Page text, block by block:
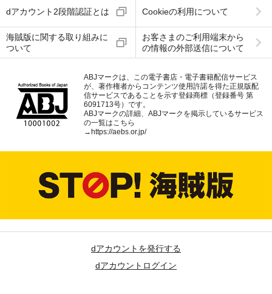
dアカウント2段階認証とは Cookieの利用について
海賊版に関する取り組みに
ついて
お客さまのご利用端末から
の情報の外部送信について
ABJマークは、この電子書店・電子書籍配信サービス
が、著作権者からコンテンツ使用許諾を得た正規版配
信サービスであることを示す登録商標（登録番号 第
6091713号）です。
ABJマークの詳細、ABJマークを掲示しているサービス
の一覧はこちら
→https://aebs.or.jp/
dアカウントを発行する
dアカウントログイン